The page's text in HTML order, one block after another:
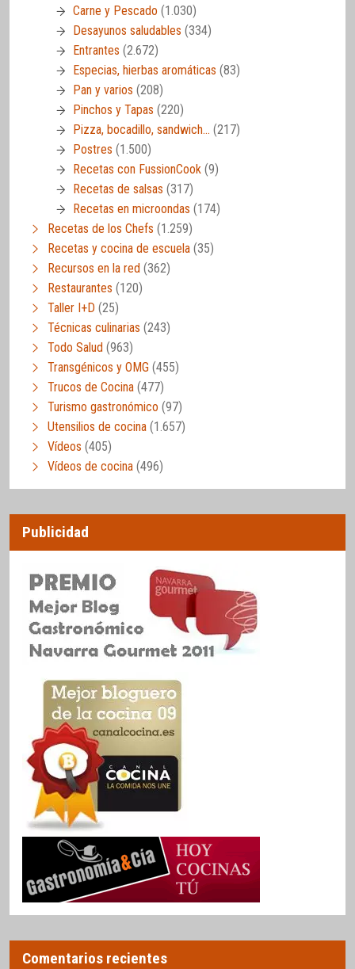
Carne y Pescado (1.030)
Desayunos saludables (334)
Entrantes (2.672)
Especias, hierbas aromáticas (83)
Pan y varios (208)
Pinchos y Tapas (220)
Pizza, bocadillo, sandwich… (217)
Postres (1.500)
Recetas con FussionCook (9)
Recetas de salsas (317)
Recetas en microondas (174)
Recetas de los Chefs (1.259)
Recetas y cocina de escuela (35)
Recursos en la red (362)
Restaurantes (120)
Taller I+D (25)
Técnicas culinarias (243)
Todo Salud (963)
Transgénicos y OMG (455)
Trucos de Cocina (477)
Turismo gastronómico (97)
Utensilios de cocina (1.657)
Vídeos (405)
Vídeos de cocina (496)
Publicidad
Comentarios recientes